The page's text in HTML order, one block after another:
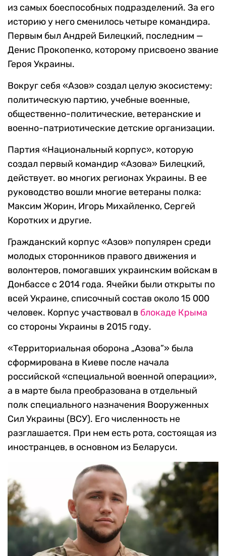
из самых боеспособных подразделений. За его
историю у него сменилось четыре командира.
Первым был Андрей Билецкий, последним —
Денис Прокопенко, которому присвоено звание
Героя Украины.
Вокруг себя «Азов» создал целую экосистему:
политическую партию, учебные военные,
общественно-политические, ветеранские и
военно-патриотические детские организации.
Партия «Национальный корпус», которую
создал первый командир «Азова» Билецкий,
действует. во многих регионах Украины. В ее
руководство вошли многие ветераны полка:
Максим Жорин, Игорь Михайленко, Сергей
Коротких и другие.
Гражданский корпус «Азов» популярен среди
молодых сторонников правого движения и
волонтеров, помогавших украинским войскам в
Донбассе с 2014 года. Ячейки были открыты по
всей Украине, списочный состав около 15 000
человек. Корпус участвовал в блокаде Крыма
со стороны Украины в 2015 году.
«Территориальная оборона „Азова”» была
сформирована в Киеве после начала
российской «специальной военной операции»,
а в марте была преобразована в отдельный
полк специального назначения Вооруженных
Сил Украины (ВСУ). Его численность не
разглашается. При нем есть рота, состоящая из
иностранцев, в основном из Беларуси.